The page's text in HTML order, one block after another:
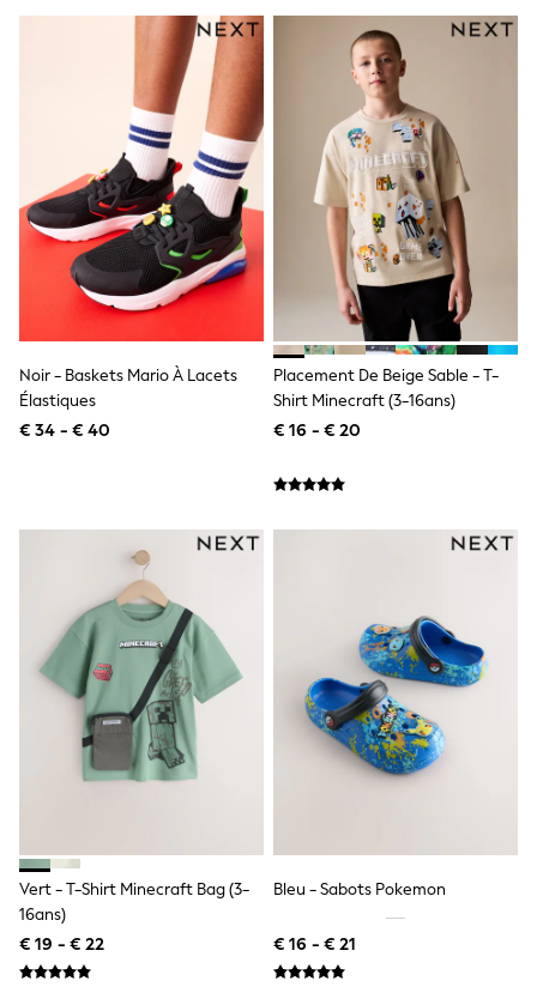
Little Bird by Jools Oliver
Baker by Ted Baker
Occasionwear
Schoolwear
Partywear
Flower Girl
Bridesmaid
Shop All
A-Z Brands
JoJo Maman Bébé
BOYS
New In
New in from Next
50 - 92cm
140 - 174cm
Trending: Top & Short Sets
THE SET
All Clothing
T-Shirts
Shorts
Shirts
Kurtas
Sets & Outfits
Trousers & Chinos
Sweatshirts & Hoodies
Knitwear & Sweaters
Tops
Coats & Jackets
Nightwear & Pyjamas
Swimwear
Suits & Waistcoats
Multipacks
Noir - Baskets Mario À Lacets
Élastiques
€ 34 - € 40
Placement De Beige Sable - T-
Shirt Minecraft (3-16ans)
€ 16 - € 20
Vert - T-Shirt Minecraft Bag (3-
16ans)
€ 19 - € 22
Bleu - Sabots Pokemon
€ 16 - € 21